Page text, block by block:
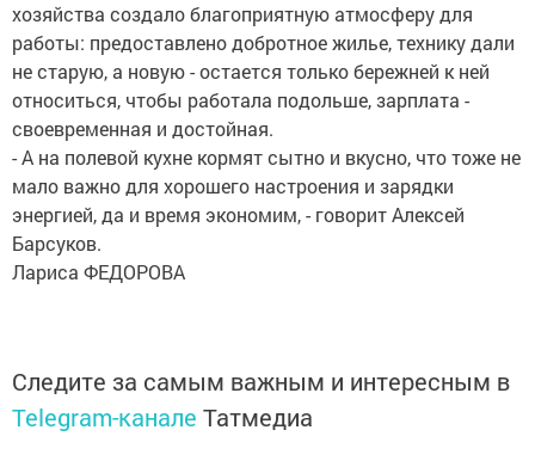
хозяйства создало благоприятную атмосферу для
работы: предоставлено добротное жилье, технику дали
не старую, а новую - остается только бережней к ней
относиться, чтобы работала подольше, зарплата -
своевременная и достойная.
- А на полевой кухне кормят сытно и вкусно, что тоже не
мало важно для хорошего настроения и зарядки
энергией, да и время экономим, - говорит Алексей
Барсуков.
Лариса ФЕДОРОВА
Следите за самым важным и интересным в
Telegram-канале Татмедиа